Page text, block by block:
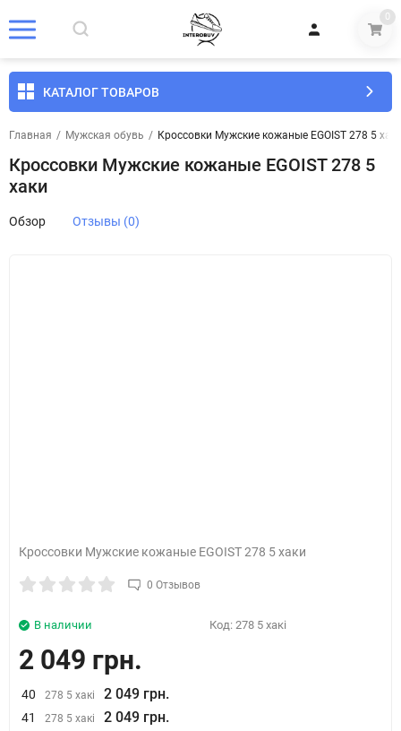
0
КАТАЛОГ ТОВАРОВ
Главная / Мужская обувь / Кроссовки Мужские кожаные EGOIST 278 5
Кроссовки Мужские кожаные EGOIST 278 5
хаки
Обзор Отзывы (0)
Кроссовки Мужские кожаные EGOIST 278 5 хаки
0 Отзывов
В наличии Код: 278 5 хакі
2 049 грн.
40 278 5 хакі 2 049 грн.
41 278 5 хакі 2 049 грн.